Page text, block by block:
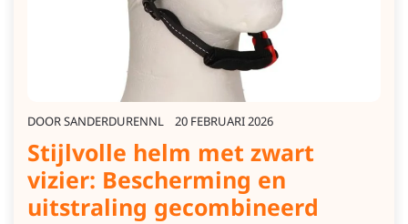
DOORSANDERDURENNL 20 FEBRUARI 2026
Stijlvolle helm met zwart
vizier: Bescherming en
uitstraling gecombineerd